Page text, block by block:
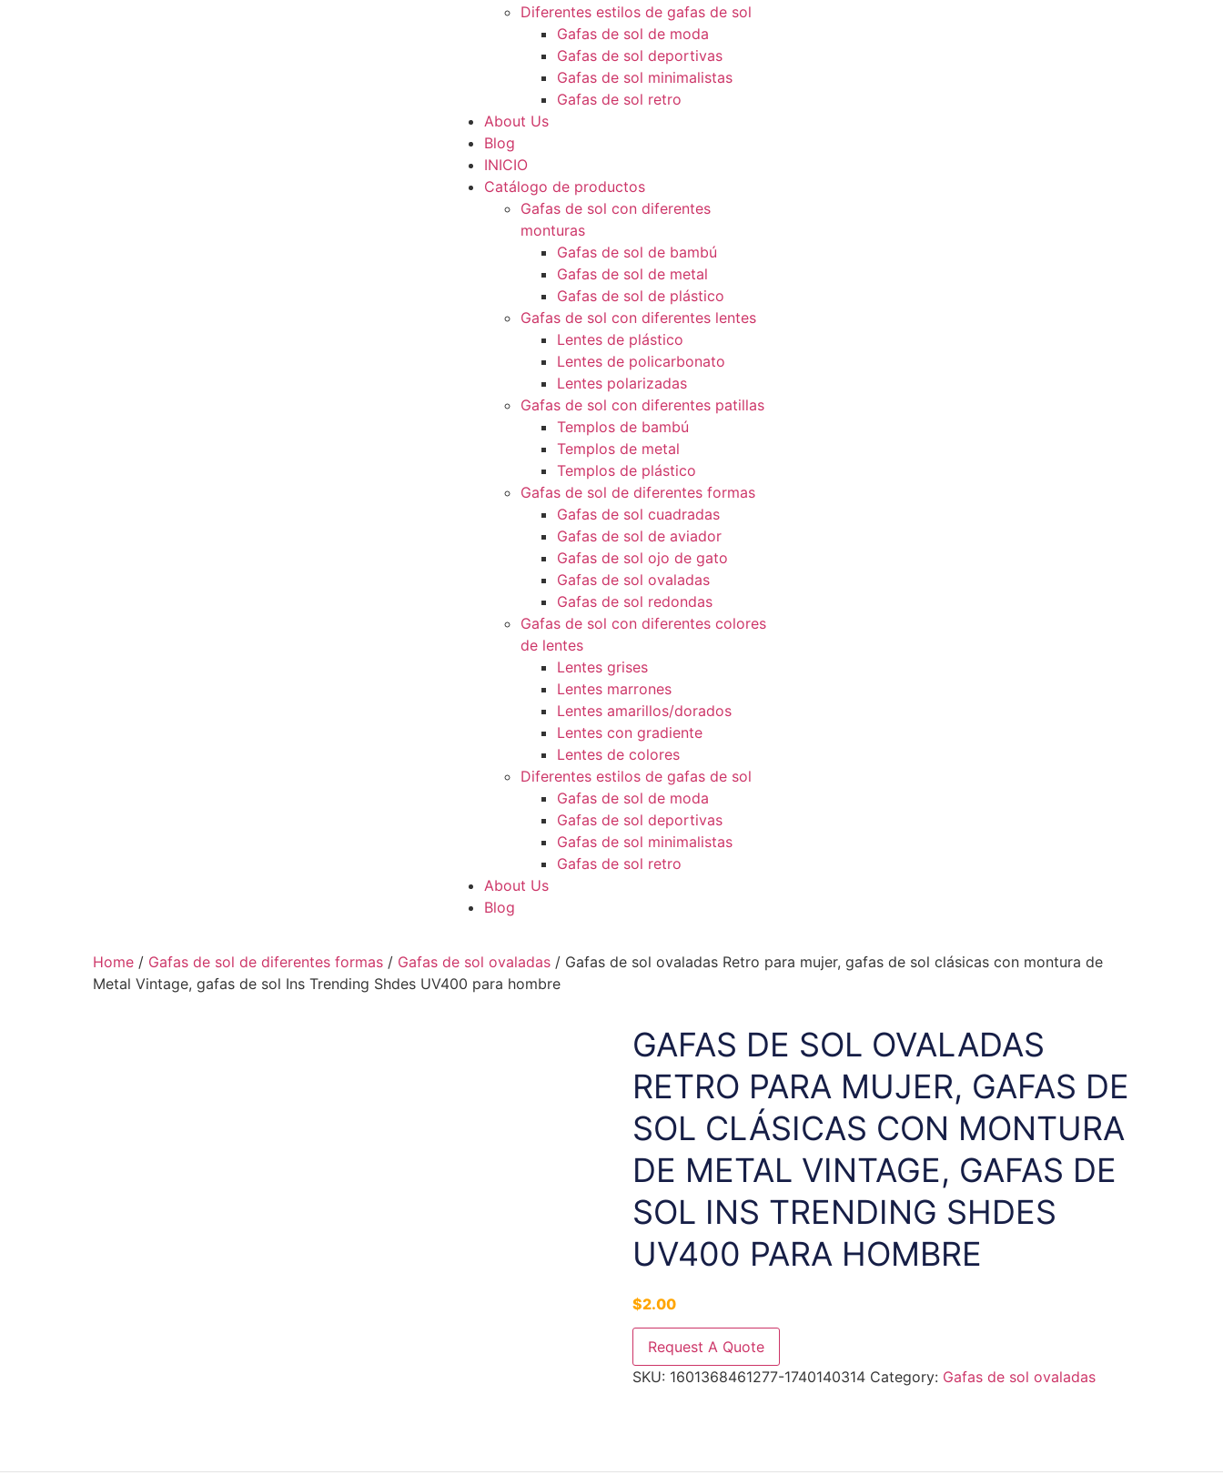
Diferentes estilos de gafas de sol
Gafas de sol de moda
Gafas de sol deportivas
Gafas de sol minimalistas
Gafas de sol retro
About Us
Blog
INICIO
Catálogo de productos
Gafas de sol con diferentes
monturas
Gafas de sol de bambú
Gafas de sol de metal
Gafas de sol de plástico
Gafas de sol con diferentes lentes
Lentes de plástico
Lentes de policarbonato
Lentes polarizadas
Gafas de sol con diferentes patillas
Templos de bambú
Templos de metal
Templos de plástico
Gafas de sol de diferentes formas
Gafas de sol cuadradas
Gafas de sol de aviador
Gafas de sol ojo de gato
Gafas de sol ovaladas
Gafas de sol redondas
Gafas de sol con diferentes colores
de lentes
Lentes grises
Lentes marrones
Lentes amarillos/dorados
Lentes con gradiente
Lentes de colores
Diferentes estilos de gafas de sol
Gafas de sol de moda
Gafas de sol deportivas
Gafas de sol minimalistas
Gafas de sol retro
About Us
Blog
Home / Gafas de sol de diferentes formas / Gafas de sol ovaladas / Gafas de sol ovaladas Retro para mujer, gafas de sol clásicas con montura de
Metal Vintage, gafas de sol Ins Trending Shdes UV400 para hombre
GAFAS DE SOL OVALADAS
RETRO PARA MUJER, GAFAS DE
SOL CLÁSICAS CON MONTURA
DE METAL VINTAGE, GAFAS DE
SOL INS TRENDING SHDES
UV400 PARA HOMBRE
$2.00
Request A Quote
SKU: 1601368461277-1740140314 Category: Gafas de sol ovaladas